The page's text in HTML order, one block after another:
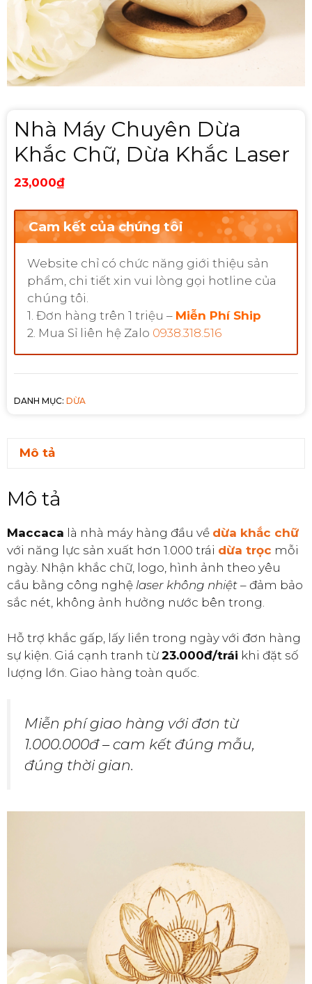
Nhà Máy Chuyên Dừa
Khắc Chữ, Dừa Khắc Laser
23,000₫
Cam kết của chúng tôi
Website chỉ có chức năng giới thiệu sản
phẩm, chi tiết xin vui lòng gọi hotline của
chúng tôi.
1. Đơn hàng trên 1 triệu – Miễn Phí Ship
2. Mua Sỉ liên hệ Zalo 0938.318.516
DANH MỤC: DỪA
Mô tả
Mô tả
Maccaca là nhà máy hàng đầu về dừa khắc chữ
với năng lực sản xuất hơn 1.000 trái dừa trọc mỗi
ngày. Nhận khắc chữ, logo, hình ảnh theo yêu
cầu bằng công nghệ laser không nhiệt – đảm bảo
sắc nét, không ảnh hưởng nước bên trong.
Hỗ trợ khắc gấp, lấy liền trong ngày với đơn hàng
sự kiện. Giá cạnh tranh từ 23.000đ/trái khi đặt số
lượng lớn. Giao hàng toàn quốc.
Miễn phí giao hàng với đơn từ
1.000.000đ – cam kết đúng mẫu,
đúng thời gian.